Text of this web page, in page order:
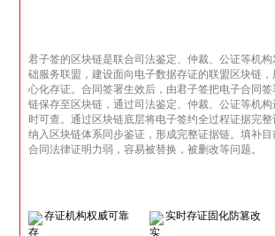
君子签的区块链是联合司法鉴定、仲裁、公证等机
础服务联盟，建设面向电子数据存证的联盟区块链
心化存证。合同签署生效后，由君子签把电子合同
链保存至区块链，通过司法鉴定、仲裁、公证等机
时可查。通过区块链底层将电子签约全过程证据完
纳入区块链体系同步鉴证，形成完整证据链。填补
合同法律证明力弱，容易被替换，被删改等问题。
存证机构权威可靠 实时存证固化防篡改